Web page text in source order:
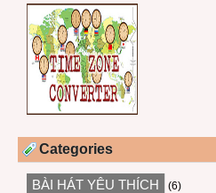
Categories
BÀI HÁT YÊU THÍCH (6)